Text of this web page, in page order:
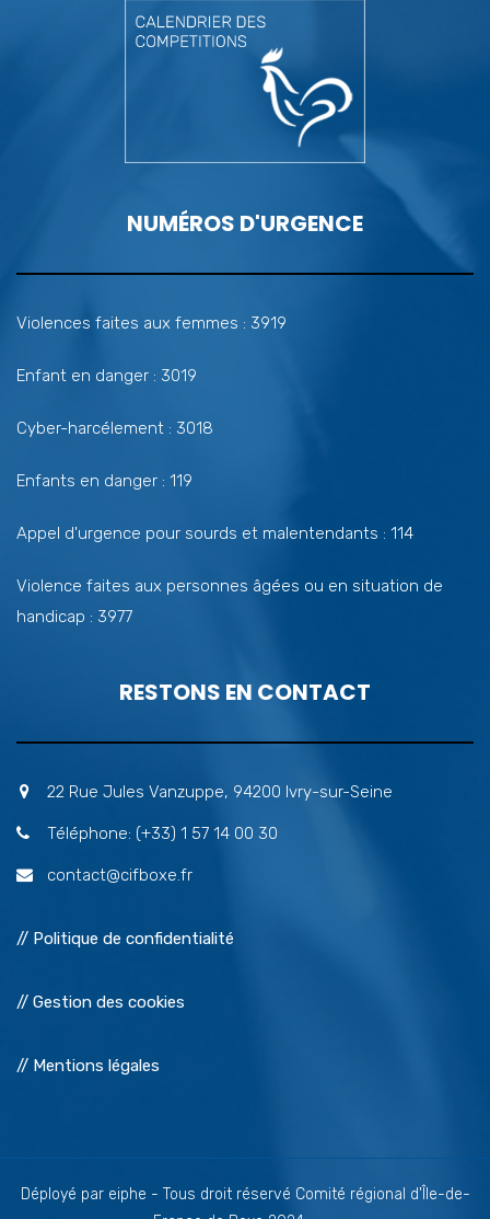
NUMÉROS D'URGENCE
Violences faites aux femmes : 3919
Enfant en danger : 3019
Cyber-harcélement : 3018
Enfants en danger : 119
Appel d'urgence pour sourds et malentendants : 114
Violence faites aux personnes âgées ou en situation de
handicap : 3977
RESTONS EN CONTACT
22 Rue Jules Vanzuppe, 94200 Ivry-sur-Seine
Téléphone: (+33) 1 57 14 00 30
contact@cifboxe.fr
// Politique de confidentialité
// Gestion des cookies
// Mentions légales
Déployé par eiphe - Tous droit réservé Comité régional d'Île-de-